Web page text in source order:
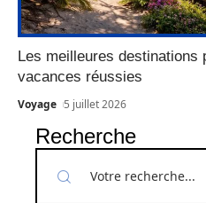
Les meilleures destinations
vacances réussies
Voyage 5 juillet 2026
Recherche